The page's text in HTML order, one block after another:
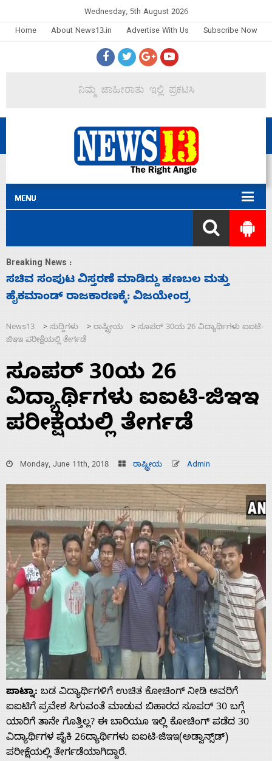
Wednesday, 5th August 2026
Home
About News13.in Advertise With Us Subscribe Now
Breaking News :
‘ಕಳೆದ 3-4 ವರ್ಷಗಳಲ್ಲಿ 40 ಲಷ್ಕರ್ ಸದಸ್ಯರನ್ನು ಸದ್ದಿಲ್ಲದೆ
ಮುಗಿಸಿದೆ ಭಾರತ
News13 > ಸುದ್ದಿಗಳು > ರಾಷ್ಟ್ರೀಯ > ಸೂಪರ್ 30ಯ 26 ವಿದ್ಯಾರ್ಥಿಗಳು ಐಐಟಿ-
ಜಿಇಇ ಪರೀಕ್ಷೆಯಲ್ಲಿ ತೇರ್ಗಡೆ
ಸೂಪರ್ 30ಯ 26
ವಿದ್ಯಾರ್ಥಿಗಳು ಐಐಟಿ-ಜಿಇಇ
ಪರೀಕ್ಷೆಯಲ್ಲಿ ತೇರ್ಗಡೆ
Monday, June 11th, 2018 ರಾಷ್ಟ್ರೀಯ Admin
ಪಾಟ್ನಾ: ಬಡ ವಿದ್ಯಾರ್ಥಿಗಳಿಗೆ ಉಚಿತ ಕೋಚಿಂಗ್ ನೀಡಿ ಅವರಿಗೆ
ಐಐಟಿಗೆ ಪ್ರವೇಶ ಸಿಗುವಂತೆ ಮಾಡುವ ಬಿಹಾರದ ಸೂಪರ್ 30 ಬಗ್ಗೆ
ಯಾರಿಗೆ ತಾನೇ ಗೊತ್ತಿಲ್ಲ? ಈ ಬಾರಿಯೂ ಇಲ್ಲಿ ಕೋಚಿಂಗ್ ಪಡೆದ 30
ವಿದ್ಯಾರ್ಥಿಗಳ ಪೈಕಿ 26ದ್ಯಾರ್ಥಿಗಳು ಐಐಟಿ-ಜಿಇಇ(ಅಡ್ವಾನ್ಸ್‌ಡ್)
ಪರೀಕ್ಷೆಯಲ್ಲಿ ತೇರ್ಗಡೆಯಾಗಿದ್ದಾರೆ.